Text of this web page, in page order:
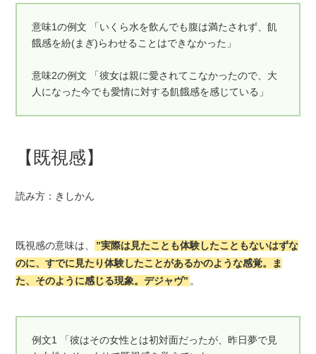
意味1の例文 「いくら水を飲んでも腹は満たされず、飢
餓感を紛(まぎ)らわせることはできなかった」
意味2の例文 「彼女は親に愛されてこなかったので、大
人になった今でも愛情に対する飢餓感を感じている」
【既視感】
読み方：きしかん
既視感の意味は、
”実際は見たことも体験したこともないはずな
のに、すでに見たり体験したことがあるかのような感覚。ま
た、そのように感じる現象。デジャヴ” 。
例文1 「彼はその女性とは初対面だったが、昨日夢で見